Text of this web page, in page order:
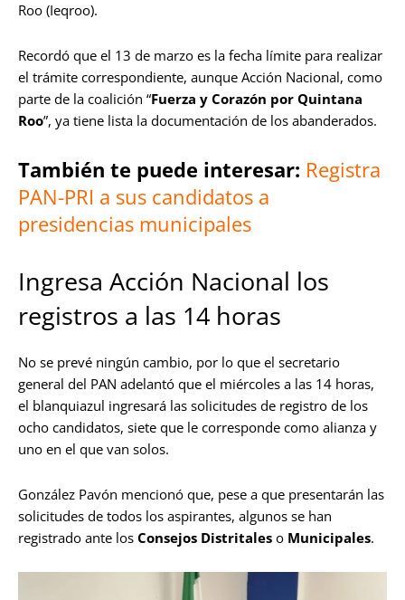
Roo (Ieqroo).
Recordó que el 13 de marzo es la fecha límite para realizar
el trámite correspondiente, aunque Acción Nacional, como
parte de la coalición “Fuerza y Corazón por Quintana
Roo”, ya tiene lista la documentación de los abanderados.
También te puede interesar: Registra
PAN-PRI a sus candidatos a
presidencias municipales
Ingresa Acción Nacional los
registros a las 14 horas
No se prevé ningún cambio, por lo que el secretario
general del PAN adelantó que el miércoles a las 14 horas,
el blanquiazul ingresará las solicitudes de registro de los
ocho candidatos, siete que le corresponde como alianza y
uno en el que van solos.
González Pavón mencionó que, pese a que presentarán las
solicitudes de todos los aspirantes, algunos se han
registrado ante los Consejos Distritales o Municipales.